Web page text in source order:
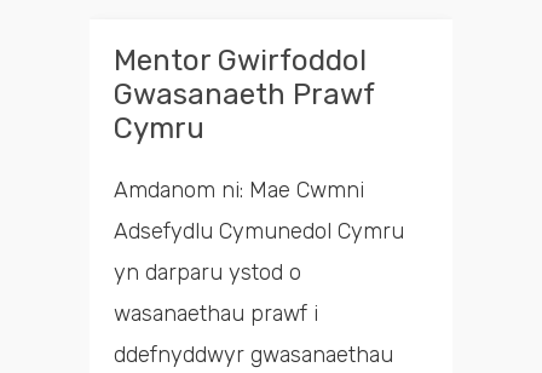
cyfleoedd
Chwilio
Mentor Gwirfoddol
Gwasanaeth Prawf
Cymru
Amdanom ni: Mae Cwmni
Adsefydlu Cymunedol Cymru
yn darparu ystod o
wasanaethau prawf i
ddefnyddwyr gwasanaethau